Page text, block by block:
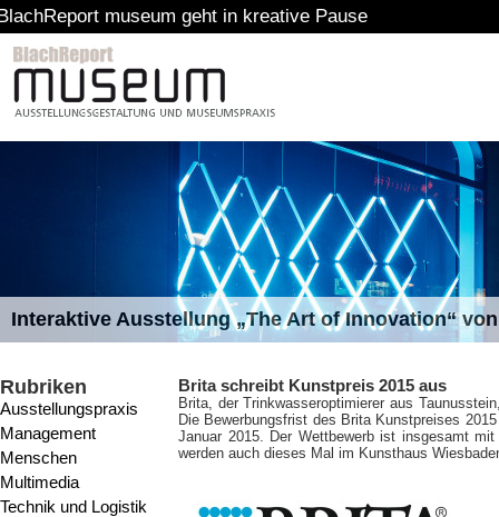
museum geht in kreative Pause
Interaktive Ausstellung „The Art of Innovation“
Rubriken
Ausstellungspraxis
Management
Menschen
Multimedia
Technik und Logistik
Brita schreibt Kunstpreis 2015 aus
Brita, der Trinkwasseroptimierer aus
Die Bewerbungsfrist des Brita Kunstpreises
Januar 2015. Der Wettbewerb ist insgesamt
werden auch dieses Mal im Kunsthaus